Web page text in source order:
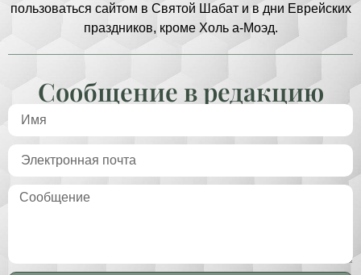
пользоваться сайтом в Святой Шабат и в дни Еврейских
праздников, кроме Холь а-Моэд.
Сообщение в редакцию